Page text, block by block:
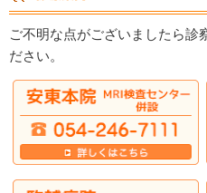
ご不明な点がございましたら診
ださい。